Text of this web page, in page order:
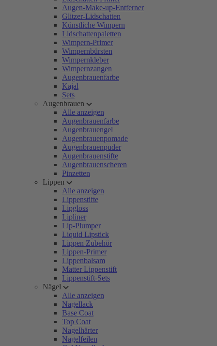
Augen-Make-up-Entferner
Glitzer-Lidschatten
Künstliche Wimpern
Lidschattenpaletten
Wimpern-Primer
Wimpernbürsten
Wimpernkleber
Wimpernzangen
Augenbrauenfarbe
Kajal
Sets
Augenbrauen
Alle anzeigen
Augenbrauenfarbe
Augenbrauengel
Augenbrauenpomade
Augenbrauenpuder
Augenbrauenstifte
Augenbrauenscheren
Pinzetten
Lippen
Alle anzeigen
Lippenstifte
Lipgloss
Lipliner
Lip-Plumper
Liquid Lipstick
Lippen Zubehör
Lippen-Primer
Lippenbalsam
Matter Lippenstift
Lippenstift-Sets
Nägel
Alle anzeigen
Nagellack
Base Coat
Top Coat
Nagelhärter
Nagelfeilen